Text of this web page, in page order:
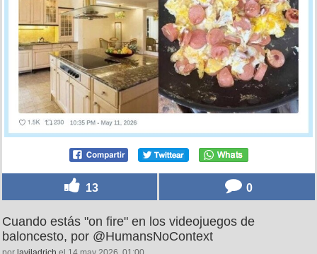
13 0
Cuando estás "on fire" en los videojuegos de
baloncesto, por @HumansNoContext